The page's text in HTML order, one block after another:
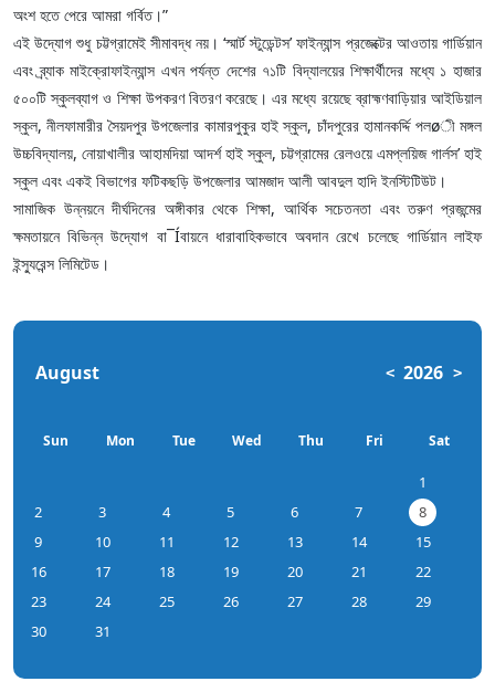
অংশ হতে পেরে আমরা গর্বিত।”
এই উদ্যোগ শুধু চট্টগ্রামেই সীমাবদ্ধ নয়। ‘স্মার্ট স্টুডেন্টস’ ফাইন্যান্স প্রজেক্টের আওতায় গার্ডিয়ান
এবং ব্র্যাক মাইক্রোফাইন্যান্স এখন পর্যন্ত দেশের ৭১টি বিদ্যালয়ের শিক্ষার্থীদের মধ্যে ১ হাজার
৫০০টি স্কুলব্যাগ ও শিক্ষা উপকরণ বিতরণ করেছে। এর মধ্যে রয়েছে ব্রাহ্মণবাড়িয়ার আইডিয়াল
স্কুল, নীলফামারীর সৈয়দপুর উপজেলার কামারপুকুর হাই স্কুল, চাঁদপুরের হামানকর্দ্দি পলøী মঙ্গল
উচ্চবিদ্যালয়, নোয়াখালীর আহামদিয়া আদর্শ হাই স্কুল, চট্টগ্রামের রেলওয়ে এমপ্লয়িজ গার্লস’ হাই
স্কুল এবং একই বিভাগের ফটিকছড়ি উপজেলার আমজাদ আলী আবদুল হাদি ইনস্টিটিউট।
সামাজিক উন্নয়নে দীর্ঘদিনের অঙ্গীকার থেকে শিক্ষা, আর্থিক সচেতনতা এবং তরুণ প্রজন্মের
ক্ষমতায়নে বিভিন্ন উদ্যোগ বা¯Íবায়নে ধারাবাহিকভাবে অবদান রেখে চলেছে গার্ডিয়ান লাইফ
ইন্স্যুরেন্স লিমিটেড।
August < 2026 >
Sun Mon Tue Wed Thu Fri Sat
1
2
3 4 5 6 7
8
9
10 11 12 13 14
15
16
17 18 19 20 21
22
23
24 25 26 27 28
29
30
31